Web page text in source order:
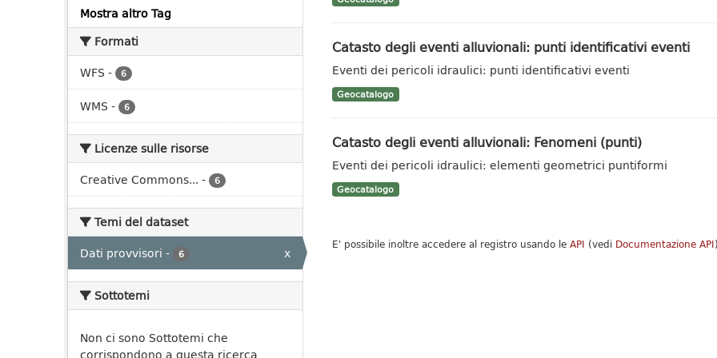
Mostra altro Tag
Formati
WFS - 6
WMS - 6
Licenze sulle risorse
Creative Commons... - 6
Temi del dataset
Dati provvisori - 6 x
Sottotemi
Non ci sono Sottotemi che
corrispondono a questa ricerca
Catasto degli eventi alluvionali: punti identificativi eventi
Eventi dei pericoli idraulici: punti identificativi eventi
Geocatalogo
Catasto degli eventi alluvionali: Fenomeni (punti)
Eventi dei pericoli idraulici: elementi geometrici puntiformi
Geocatalogo
E' possibile inoltre accedere al registro usando le API (vedi Documentazione API